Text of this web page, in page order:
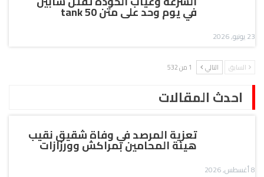
في يوم وحد على متن tank 50
23 يونيو, 2026
السابق التالي 1 من 532
احدث المقالات
تعزية المرصد في وفاة شقيق نقيب
هيئة المحامين بمراكش وورزازات
8 أغسطس, 2026